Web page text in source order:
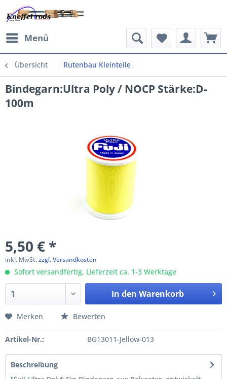
Menü
Übersicht Rutenbau Kleinteile
Bindegarn:Ultra Poly / NOCP Stärke:D-
100m
5,50 € *
inkl. MwSt.zzgl. Versandkosten
Sofort versandfertig, Lieferzeit ca. 1-3 Werktage
In den Warenkorb
Merken Bewerten
Artikel-Nr.: BG13011-Jellow-013
Beschreibung